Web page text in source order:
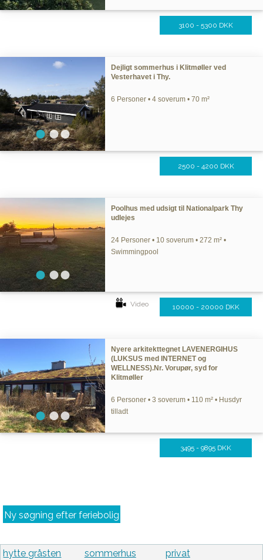
3100 - 5300 DKK
Dejligt sommerhus i Klitmøller ved
Vesterhavet i Thy.
6 Personer • 4 soverum • 70 m²
2500 - 4200 DKK
Poolhus med udsigt til Nationalpark Thy
udlejes
24 Personer • 10 soverum • 272 m² •
Swimmingpool
Video 10000 - 20000 DKK
Nyere arkitekttegnet LAVENERGIHUS
(LUKSUS med INTERNET og
WELLNESS).Nr. Vorupør, syd for
Klitmøller
6 Personer • 3 soverum • 110 m² • Husdyr
tilladt
3495 - 9895 DKK
Ny søgning efter feriebolig
hytte gråsten
sommerhus
privat